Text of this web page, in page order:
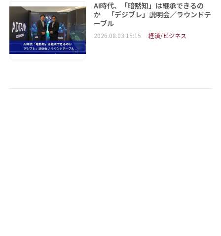
AI時代、「暗黙知」は継承できるの
か 「デジブレ」説明会／ラウンドテ
ーブル
2026.08.03 15:15 経済/ビジネス